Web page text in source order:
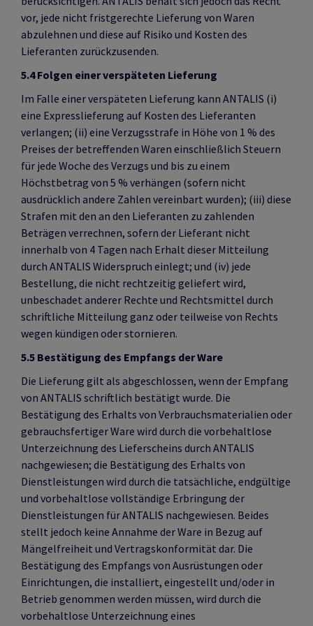
vor, jede nicht fristgerechte Lieferung von Waren
abzulehnen und diese auf Risiko und Kosten des
Lieferanten zurückzusenden.
5.4 Folgen einer verspäteten Lieferung
Im Falle einer verspäteten Lieferung kann ANTALIS (i)
eine Expresslieferung auf Kosten des Lieferanten
verlangen; (ii) eine Verzugsstrafe in Höhe von 1 % des
Preises der betreffenden Waren einschließlich Steuern
für jede Woche des Verzugs und bis zu einem
Höchstbetrag von 5 % verhängen (sofern nicht
ausdrücklich andere Zahlen vereinbart wurden); (iii) diese
Strafen mit den an den Lieferanten zu zahlenden
Beträgen verrechnen, sofern der Lieferant nicht
innerhalb von 4 Tagen nach Erhalt dieser Mitteilung
durch ANTALIS Widerspruch einlegt; und (iv) jede
Bestellung, die nicht rechtzeitig geliefert wird,
unbeschadet anderer Rechte und Rechtsmittel durch
schriftliche Mitteilung ganz oder teilweise von Rechts
wegen kündigen oder stornieren.
5.5 Bestätigung des Empfangs der Ware
Die Lieferung gilt als abgeschlossen, wenn der Empfang
von ANTALIS schriftlich bestätigt wurde. Die
Bestätigung des Erhalts von Verbrauchsmaterialien oder
gebrauchsfertiger Ware wird durch die vorbehaltlose
Unterzeichnung des Lieferscheins durch ANTALIS
nachgewiesen; die Bestätigung des Erhalts von
Dienstleistungen wird durch die tatsächliche, endgültige
und vorbehaltlose vollständige Erbringung der
Dienstleistungen für ANTALIS nachgewiesen. Beides
stellt jedoch keine Annahme der Ware in Bezug auf
Mängelfreiheit und Vertragskonformität dar. Die
Bestätigung des Empfangs von Ausrüstungen oder
Einrichtungen, die installiert, eingestellt und/oder in
Betrieb genommen werden müssen, wird durch die
vorbehaltlose Unterzeichnung eines